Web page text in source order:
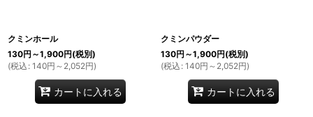
クミンホール
130円 ～1,900円(税別)
(税込 : 140円 ～2,052円)
カートに入れる
クミンパウダー
130円 ～1,900円(税別)
(税込 : 140円 ～2,052円)
カートに入れる